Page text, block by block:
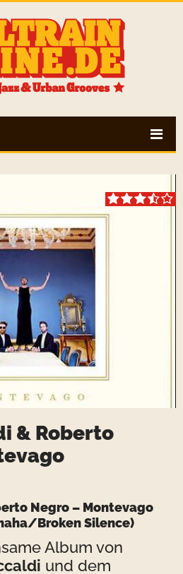
& Roberto
Negro – Montevago
Broken Silence)
Album von
und dem